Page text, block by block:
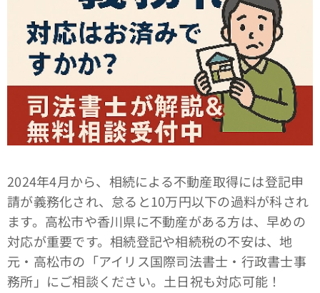
2024年4月から、相続による不動産取得には登記申
請が義務化され、怠ると10万円以下の過料が科され
ます。高松市や香川県に不動産がある方は、早めの
対応が重要です。相続登記や相続税の不安は、地
元・高松市の「アイリス国際司法書士・行政書士事
務所」にご相談ください。土日祝も対応可能！